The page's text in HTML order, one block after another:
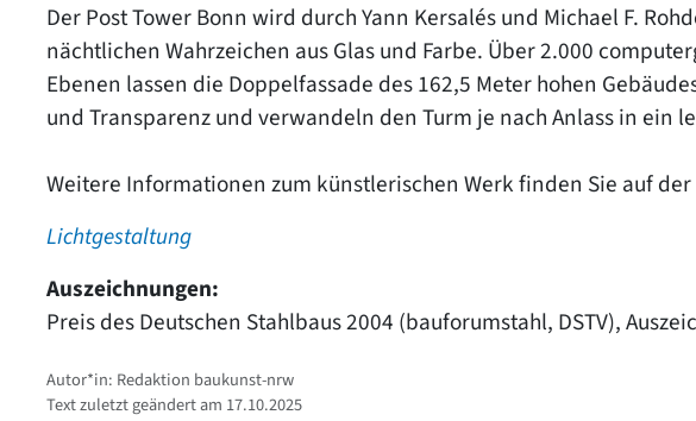
Der Post Tower Bonn wird durch Yann Kersalés und Michael F.
nächtlichen Wahrzeichen aus Glas und Farbe. Über 2.000
Ebenen lassen die Doppelfassade des 162,5 Meter hohen
und Transparenz und verwandeln den Turm je nach Anlass in ein
Weitere Informationen zum künstlerischen Werk finden Sie auf der
Lichtgestaltung
Auszeichnungen:
Preis des Deutschen Stahlbaus 2004 (bauforumstahl, DSTV),
Autor*in: Redaktion baukunst-nrw
Text zuletzt geändert am 17.10.2025